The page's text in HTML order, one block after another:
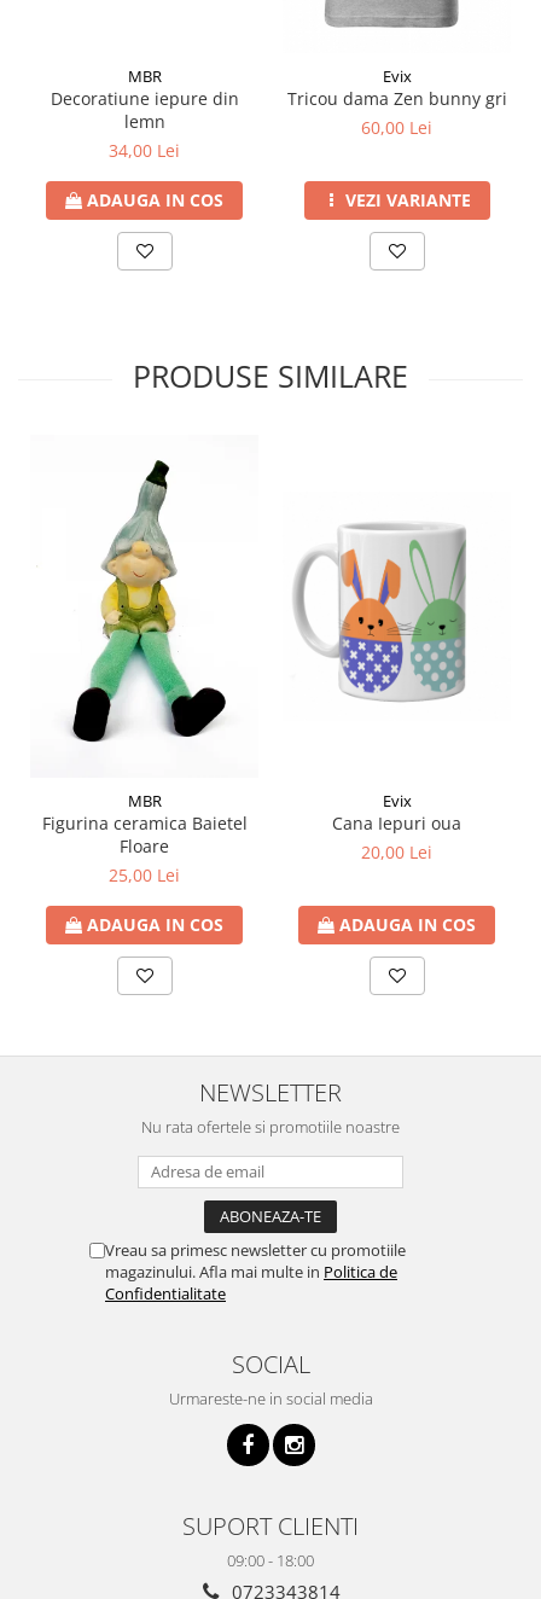
MBR
Decoratiune iepure din
lemn
34,00 Lei
ADAUGA IN COS
Evix
Tricou dama Zen bunny gri
60,00 Lei
VEZI VARIANTE
PRODUSE SIMILARE
MBR
Figurina ceramica Baietel
Floare
25,00 Lei
ADAUGA IN COS
Evix
Cana Iepuri oua
20,00 Lei
ADAUGA IN COS
NEWSLETTER
Nu rata ofertele si promotiile noastre
Vreau sa primesc newsletter cu promotiile
magazinului. Afla mai multe in Politica de
Confidentialitate
SOCIAL
Urmareste-ne in social media
SUPORT CLIENTI
09:00 - 18:00
0723343814